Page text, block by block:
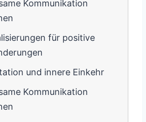
Kommunikation
für positive
und innere Einkehr
Kommunikation